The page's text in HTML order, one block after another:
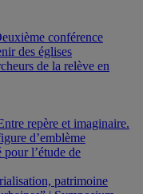
conférence
des églises
de la relève en
repère et imaginaire.
d’emblème
l’étude de
patrimoine